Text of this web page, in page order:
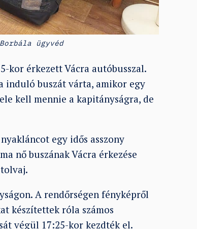
ügyvéd
kor érkezett Vácra autóbusszal.
induló buszát várta, amikor egy
kell mennie a kapitányságra, de
egy idős asszony
nő buszának Vácra érkezése
A rendőrségen fényképről
készítettek róla számos
végül 17:25-kor kezdték el.